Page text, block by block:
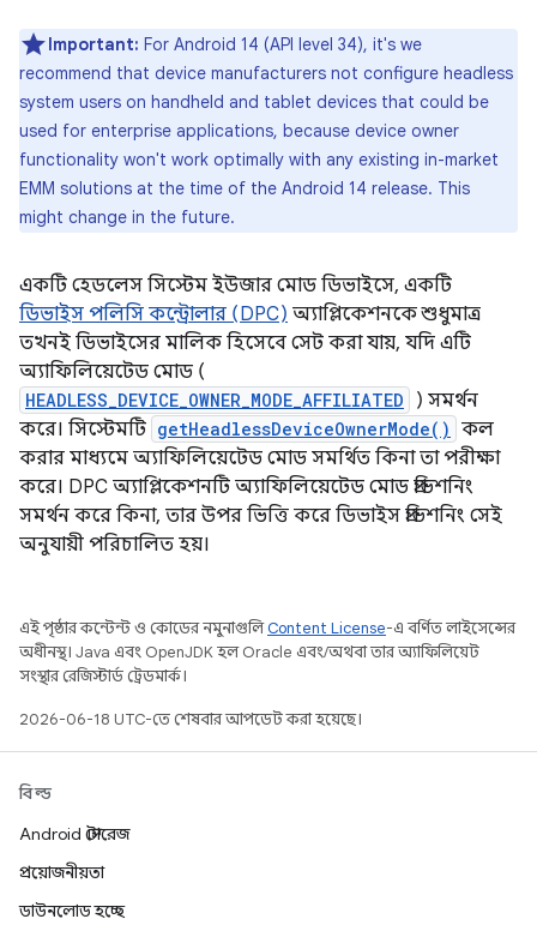
Important: For Android 14 (API level 34), it's we
recommend that device manufacturers not configure headless
system users on handheld and tablet devices that could be
used for enterprise applications, because device owner
functionality won't work optimally with any existing in-market
EMM solutions at the time of the Android 14 release. This
might change in the future.
একটি হেডলেস সিস্টেম ইউজার মোড ডিভাইসে, একটি
ডিভাইস পলিসি কন্ট্রোলার (DPC) অ্যাপ্লিকেশনকে শুধুমাত্র
তখনই ডিভাইসের মালিক হিসেবে সেট করা যায়, যদি এটি
অ্যাফিলিয়েটেড মোড (
HEADLESS_DEVICE_OWNER_MODE_AFFILIATED
) সমর্থন
করে। সিস্টেমটি getHeadlessDeviceOwnerMode() কল
করার মাধ্যমে অ্যাফিলিয়েটেড মোড সমর্থিত কিনা তা পরীক্ষা
করে। DPC অ্যাপ্লিকেশনটি অ্যাফিলিয়েটেড মোড প্রভিশনিং
সমর্থন করে কিনা, তার উপর ভিত্তি করে ডিভাইস প্রভিশনিং সেই
অনুযায়ী পরিচালিত হয়।
এই পৃষ্ঠার কন্টেন্ট ও কোডের নমুনাগুলিContent License-এ বর্ণিত লাইসেন্সের
অধীনস্থ। Java এবং OpenJDK হল Oracle এবং/অথবা তার অ্যাফিলিয়েট
সংস্থার রেজিস্টার্ড ট্রেডমার্ক।
2026-06-18 UTC-তে শেষবার আপডেট করা হয়েছে।
বিল্ড
Android স্টোরেজ
প্রয়োজনীয়তা
ডাউনলোড হচ্ছে